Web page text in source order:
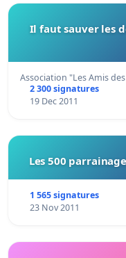
Il faut sauver les
Association "Les Amis
2 300 signatures
19 Dec 2011
Les 500
1 565 signatures
23 Nov 2011